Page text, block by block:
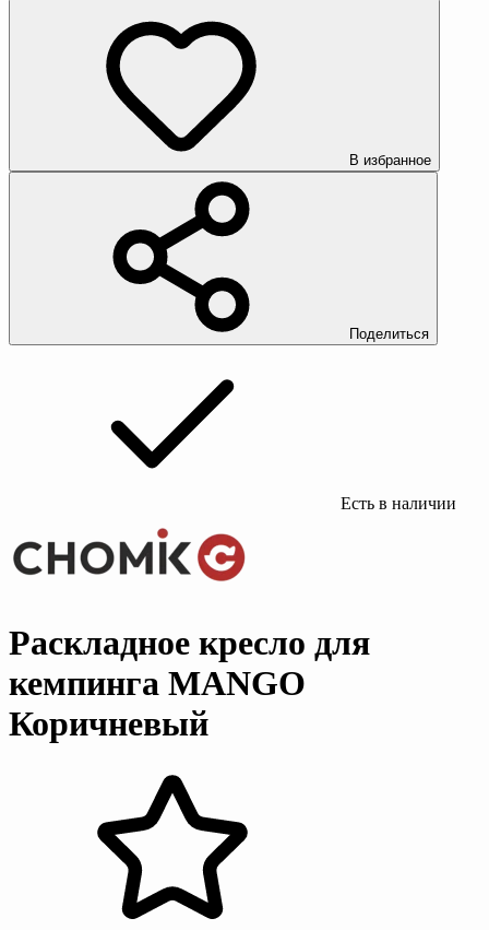
В избранное
Поделиться
Есть в наличии
Раскладное кресло для
кемпинга MANGO
Коричневый